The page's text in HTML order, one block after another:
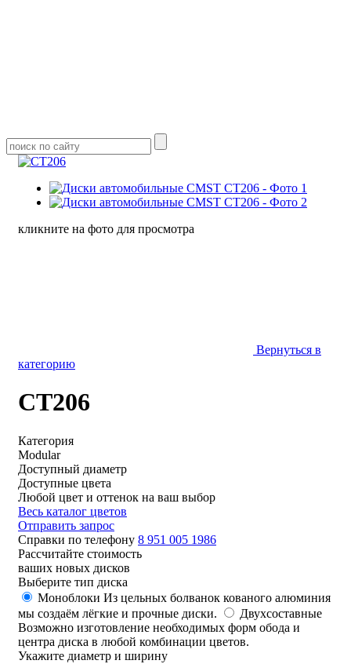
кликните на фото для просмотра
Вернуться в
категорию
CT206
Категория
Modular
Доступный диаметр
Доступные цвета
Любой цвет и оттенок на ваш выбор
Весь каталог цветов
Отправить запрос
Справки по телефону 8 951 005 1986
Рассчитайте стоимость
ваших новых дисков
Выберите тип диска
Моноблоки Из цельных болванок кованого алюминия
мы создаём лёгкие и прочные диски.
Двухсоставные
Возможно изготовление необходимых форм обода и
центра диска в любой комбинации цветов.
Укажите диаметр и ширину